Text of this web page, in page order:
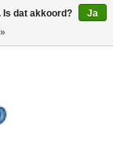
Is dat akkoord?
Ja